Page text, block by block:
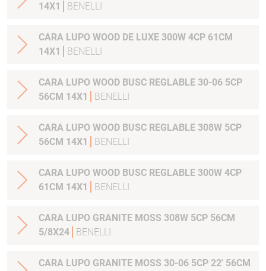
14X1
BENELLI
CARA LUPO WOOD DE LUXE 300W 4CP 61CM
14X1
BENELLI
CARA LUPO WOOD BUSC REGLABLE 30-06 5CP
56CM 14X1
BENELLI
CARA LUPO WOOD BUSC REGLABLE 308W 5CP
56CM 14X1
BENELLI
CARA LUPO WOOD BUSC REGLABLE 300W 4CP
61CM 14X1
BENELLI
CARA LUPO GRANITE MOSS 308W 5CP 56CM
5/8X24
BENELLI
CARA LUPO GRANITE MOSS 30-06 5CP 22' 56CM